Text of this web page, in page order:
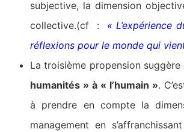
subjective, la dimension
collective.(cf : « L’expérience
réflexions pour le monde qui
La troisième propension suggère
humanités » à « l’humain ».
à prendre en compte la
management en